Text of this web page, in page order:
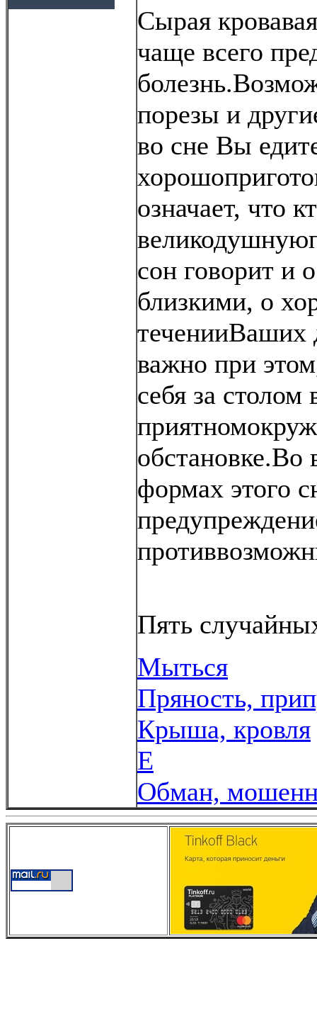
Сырая
чаще всего
порезы и
во сне Вы
означает, что
сон говорит и
близкими, о
теченииВаших
важно при
себя за столом
обстановке.Во
формах этого
Пять
Мыться
Пряность,
Крыша, кровля
Е
Обман,